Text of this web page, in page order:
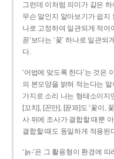
그런데 이처럼 의미가 같은
무슨 말인지 알아보기가 쉽지
나로 고정하여 일관되게 적어
꼳’보다는 ‘꽃’ 하나로 일관
다.
‘어법에 맞도록 한다’는 것은
의 본모양을 밝혀 적는다는 말
가지로 소리 나는 형태소이지
[꼬치], [꼰만], [꼳꽈]도 ‘꽃이,
사 뒤에 조사가 결합할 때뿐
결합할 때도 동일하게 적용된
‘늙-’은 그 활용형이 환경에